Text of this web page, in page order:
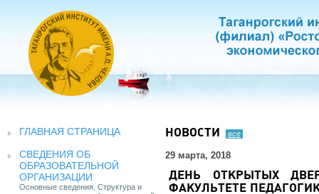
ГЛАВНАЯ СТРАНИЦА
СВЕДЕНИЯ ОБ
ОБРАЗОВАТЕЛЬНОЙ
ОРГАНИЗАЦИИ
Основные сведения, Структура и
НОВОСТИ все
29 марта, 2018
ДЕНЬ ОТКРЫТЫХ
ФАКУЛЬТЕТЕ